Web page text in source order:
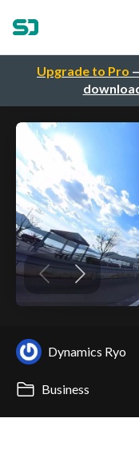
Upgrade to Pro
Dynamics Ryo
Business